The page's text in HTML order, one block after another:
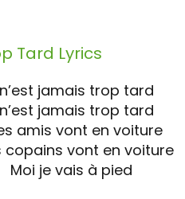
Tard Lyrics
jamais trop tard
jamais trop tard
amis vont en voiture
copains vont en voiture
Moi je vais à pied